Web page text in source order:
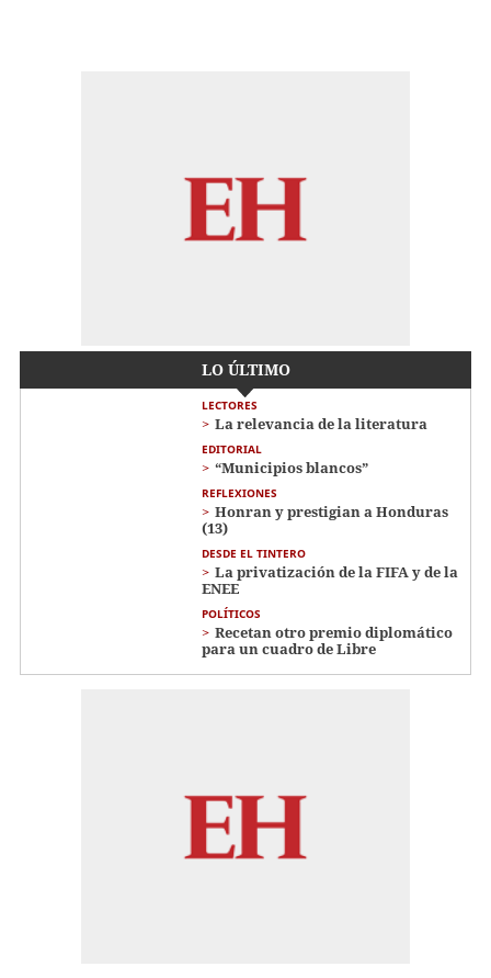
LO ÚLTIMO
LECTORES
La relevancia de la literatura
EDITORIAL
“Municipios blancos”
REFLEXIONES
Honran y prestigian a Honduras
(13)
DESDE EL TINTERO
La privatización de la FIFA y de la
ENEE
POLÍTICOS
Recetan otro premio diplomático
para un cuadro de Libre